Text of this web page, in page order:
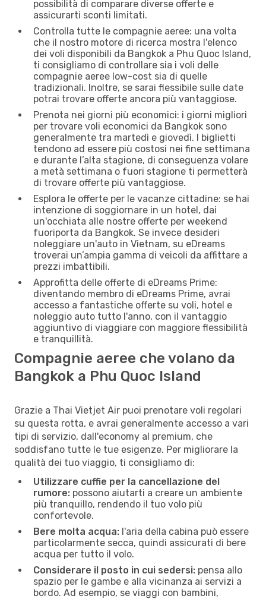
possibilità di comparare diverse offerte e
assicurarti sconti limitati.
Controlla tutte le compagnie aeree: una volta
che il nostro motore di ricerca mostra l'elenco
dei voli disponibili da Bangkok a Phu Quoc Island,
ti consigliamo di controllare sia i voli delle
compagnie aeree low-cost sia di quelle
tradizionali. Inoltre, se sarai flessibile sulle date
potrai trovare offerte ancora più vantaggiose.
Prenota nei giorni più economici: i giorni migliori
per trovare voli economici da Bangkok sono
generalmente tra martedì e giovedì. I biglietti
tendono ad essere più costosi nei fine settimana
e durante l’alta stagione, di conseguenza volare
a metà settimana o fuori stagione ti permetterà
di trovare offerte più vantaggiose.
Esplora le offerte per le vacanze cittadine: se hai
intenzione di soggiornare in un hotel, dai
un'occhiata alle nostre offerte per weekend
fuoriporta da Bangkok. Se invece desideri
noleggiare un'auto in Vietnam, su eDreams
troverai un’ampia gamma di veicoli da affittare a
prezzi imbattibili.
Approfitta delle offerte di eDreams Prime:
diventando membro di eDreams Prime, avrai
accesso a fantastiche offerte su voli, hotel e
noleggio auto tutto l'anno, con il vantaggio
aggiuntivo di viaggiare con maggiore flessibilità
e tranquillità.
Compagnie aeree che volano da
Bangkok a Phu Quoc Island
Grazie a Thai Vietjet Air puoi prenotare voli regolari
su questa rotta, e avrai generalmente accesso a vari
tipi di servizio, dall'economy al premium, che
soddisfano tutte le tue esigenze. Per migliorare la
qualità dei tuo viaggio, ti consigliamo di:
Utilizzare cuffie per la cancellazione del
rumore: possono aiutarti a creare un ambiente
più tranquillo, rendendo il tuo volo più
confortevole.
Bere molta acqua: l'aria della cabina può essere
particolarmente secca, quindi assicurati di bere
acqua per tutto il volo.
Considerare il posto in cui sedersi: pensa allo
spazio per le gambe e alla vicinanza ai servizi a
bordo. Ad esempio, se viaggi con bambini,